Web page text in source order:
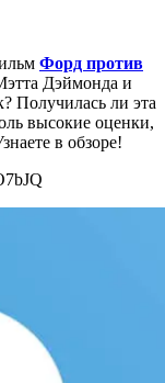
Форд против
Дэймонда и
Получилась ли эта
высокие оценки,
в обзоре!